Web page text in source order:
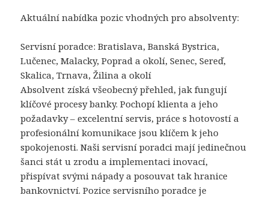
Aktuální nabídka pozic vhodných pro absolventy:
Servisní poradce: Bratislava, Banská Bystrica,
Lučenec, Malacky, Poprad a okolí, Senec, Sereď,
Skalica, Trnava, Žilina a okolí
Absolvent získá všeobecný přehled, jak fungují
klíčové procesy banky. Pochopí klienta a jeho
požadavky – excelentní servis, práce s hotovostí a
profesionální komunikace jsou klíčem k jeho
spokojenosti. Naši servisní poradci mají jedinečnou
šanci stát u zrodu a implementaci inovací,
přispívat svými nápady a posouvat tak hranice
bankovnictví. Pozice servisního poradce je